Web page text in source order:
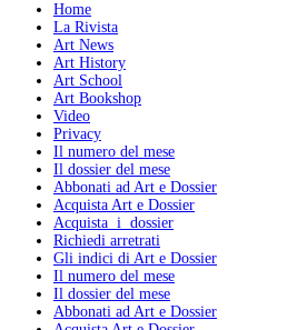
Home
La Rivista
Art News
Art History
Art School
Art Bookshop
Video
Privacy
Il numero del mese
Il dossier del mese
Abbonati ad Art e Dossier
Acquista Art e Dossier
Acquista i dossier
Richiedi arretrati
Gli indici di Art e Dossier
Il numero del mese
Il dossier del mese
Abbonati ad Art e Dossier